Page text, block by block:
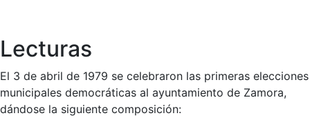
Lecturas
El 3 de abril de 1979 se celebraron las primeras elecciones
municipales democráticas al ayuntamiento de Zamora,
dándose la siguiente composición: